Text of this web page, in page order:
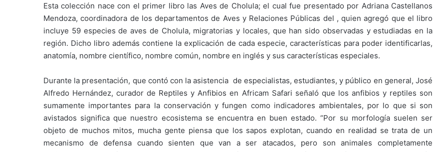
Esta colección nace con el primer libro las Aves de Cholula; el cual fue presentado por Adriana Castellanos
Mendoza, coordinadora de los departamentos de Aves y Relaciones Públicas del , quien agregó que el libro
incluye 59 especies de aves de Cholula, migratorias y locales, que han sido observadas y estudiadas en la
región. Dicho libro además contiene la explicación de cada especie, características para poder identificarlas,
anatomía, nombre científico, nombre común, nombre en inglés y sus características especiales.
Durante la presentación, que contó con la asistencia de especialistas, estudiantes, y público en general, José
Alfredo Hernández, curador de Reptiles y Anfibios en Africam Safari señaló que los anfibios y reptiles son
sumamente importantes para la conservación y fungen como indicadores ambientales, por lo que si son
avistados significa que nuestro ecosistema se encuentra en buen estado. “Por su morfología suelen ser
objeto de muchos mitos, mucha gente piensa que los sapos explotan, cuando en realidad se trata de un
mecanismo de defensa cuando sienten que van a ser atacados, pero son animales completamente